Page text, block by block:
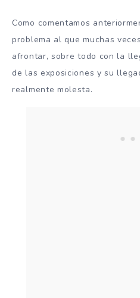
Como comentamos
problema al que muchas
afrontar, sobre todo con la
de las exposiciones y su
realmente molesta.